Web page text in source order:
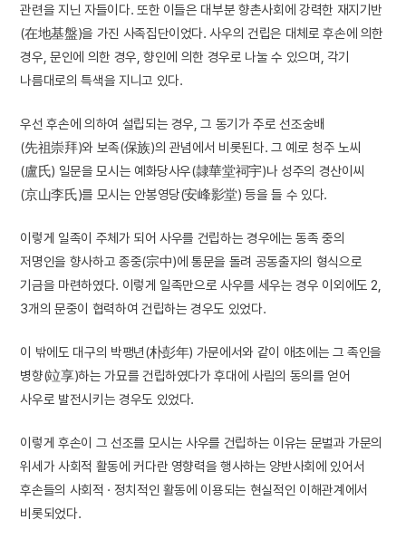
관련을 지닌 자들이다. 또한 이들은 대부분 향촌사회에 강력한 재지기반
(在地基盤)을 가진 사족집단이었다. 사우의 건립은 대체로 후손에 의한
경우, 문인에 의한 경우, 향인에 의한 경우로 나눌 수 있으며, 각기
나름대로의 특색을 지니고 있다.
우선 후손에 의하여 설립되는 경우, 그 동기가 주로 선조숭배
(先祖崇拜)와 보족(保族)의 관념에서 비롯된다. 그 예로 청주 노씨
(盧氏) 일문을 모시는 예화당사우(隷華堂祠宇)나 성주의 경산이씨
(京山李氏)를 모시는 안봉영당(安峰影堂) 등을 들 수 있다.
이렇게 일족이 주체가 되어 사우를 건립하는 경우에는 동족 중의
저명인을 향사하고 종중(宗中)에 통문을 돌려 공동출자의 형식으로
기금을 마련하였다. 이렇게 일족만으로 사우를 세우는 경우 이외에도 2,
3개의 문중이 협력하여 건립하는 경우도 있었다.
이 밖에도 대구의 박팽년(朴彭年) 가문에서와 같이 애초에는 그 족인을
병향(竝享)하는 가묘를 건립하였다가 후대에 사림의 동의를 얻어
사우로 발전시키는 경우도 있었다.
이렇게 후손이 그 선조를 모시는 사우를 건립하는 이유는 문벌과 가문의
위세가 사회적 활동에 커다란 영향력을 행사하는 양반사회에 있어서
후손들의 사회적 · 정치적인 활동에 이용되는 현실적인 이해관계에서
비롯되었다.